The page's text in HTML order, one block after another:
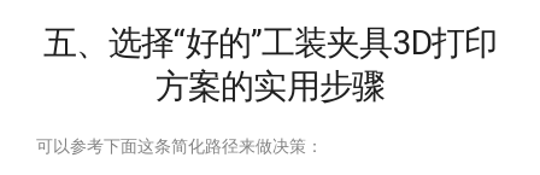
五、选择“好的”工装夹具3D打印
方案的实用步骤
可以参考下面这条简化路径来做决策：